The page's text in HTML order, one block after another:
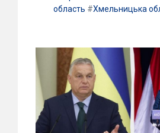
область #Хмельницька